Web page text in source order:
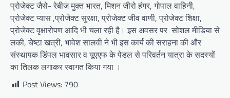
प्रोजेक्ट जैसे- रेबीज मुक्त भारत, मिशन जीरो हंगर, गोपाल वाहिनी,
प्रोजेक्ट प्यास ,प्रोजेक्ट सुरक्षा, प्रोजेक्ट जीव वाणी, प्रोजेक्ट शिक्षा,
प्रोजेक्ट वृक्षारोपण आदि भी चला रही है। इस अवसर पर सोशल मीडिया से
लकी, चेष्टा खत्री, भावेश सालवी ने भी इस कार्य की सराहना की और
संस्थापक डिंपल भावसार व यूएएफ के पेडल से परिवर्तन यात्रा के सदस्यों
का तिलक लगाकर स्वागत किया गया ।
Post Views: 790